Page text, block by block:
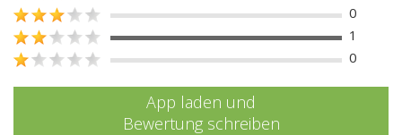
0
1
0
App laden und
Bewertung schreiben